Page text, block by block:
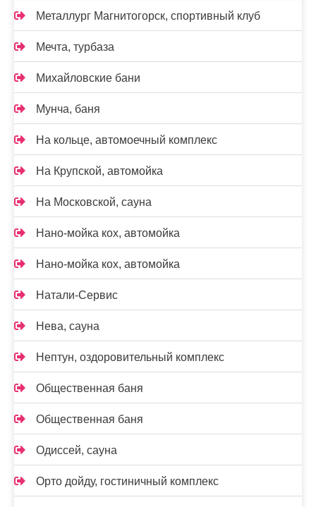
Металлург Магнитогорск, спортивный клуб
Мечта, турбаза
Михайловские бани
Мунча, баня
На кольце, автомоечный комплекс
На Крупской, автомойка
На Московской, сауна
Нано-мойка кох, автомойка
Нано-мойка кох, автомойка
Натали-Сервис
Нева, сауна
Нептун, оздоровительный комплекс
Общественная баня
Общественная баня
Одиссей, сауна
Орто дойду, гостиничный комплекс